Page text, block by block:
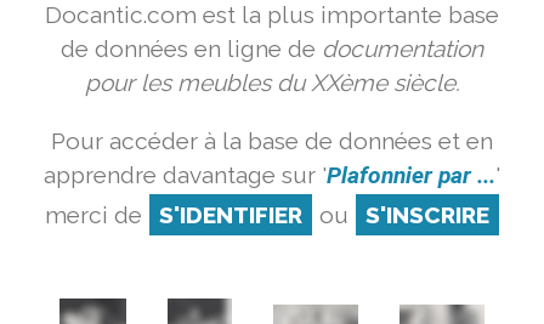
Docantic.com est la plus importante base
de données en ligne de documentation
pour les meubles du XXème siècle.
Pour accéder à la base de données et en
apprendre davantage sur 'Plafonnier par ...'
merci de
S'IDENTIFIER ou S'INSCRIRE